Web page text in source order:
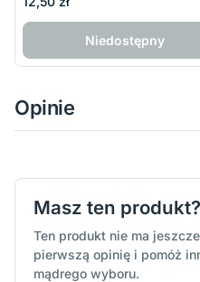
Niedostępny
Opinie
Masz ten produkt?
Ten produkt nie ma
pierwszą opinię i pomóż
mądrego wyboru.